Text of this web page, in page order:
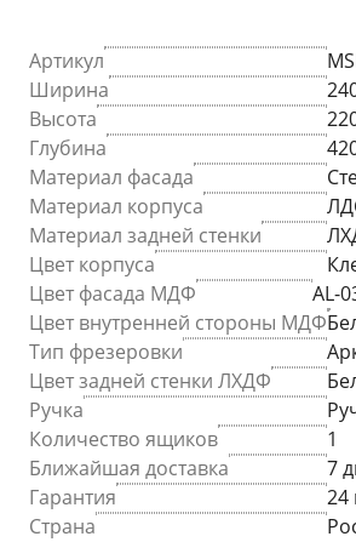
Артикул
Ширина
Высота
Глубина
Материал фасада
Материал корпуса
Материал задней стенки
Цвет корпуса
Цвет фасада МДФ
AL-
Цвет внутренней стороны МДФ
Тип фрезеровки
Цвет задней стенки ЛХДФ
Ручка
Количество ящиков
1
Ближайшая доставка
7
Гарантия
24
Страна